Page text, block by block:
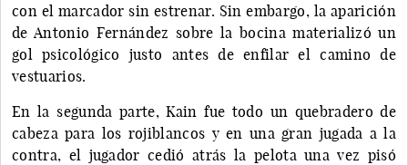
con el marcador sin estrenar. Sin embargo, la aparición
de Antonio Fernández sobre la bocina materializó un
gol psicológico justo antes de enfilar el camino de
vestuarios.
En la segunda parte, Kain fue todo un quebradero de
cabeza para los rojiblancos y en una gran jugada a la
contra, el jugador cedió atrás la pelota una vez pisó